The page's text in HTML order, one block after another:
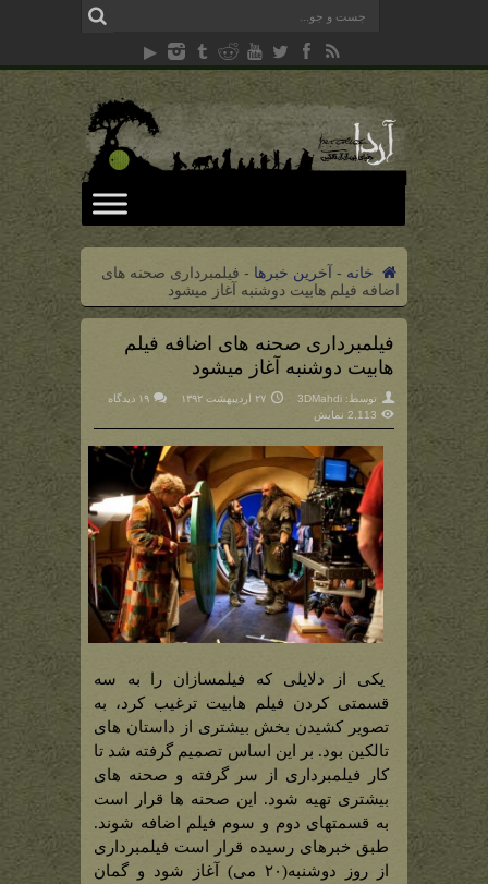
خانه - آخرین خبرها - فیلمبرداری صحنه های
اضافه فیلم هابیت دوشنبه آغاز میشود
فیلمبرداری صحنه های اضافه فیلم
هابیت دوشنبه آغاز میشود
توسط: 3DMahdi ۲۷ اردیبهشت ۱۳۹۲
۱۹ دیدگاه
2,113 نمایش
یکی از دلایلی که فیلمسازان را به سه
قسمتی کردن فیلم هابیت ترغیب کرد، به
تصویر کشیدن بخش بیشتری از داستان های
تالکین بود. بر این اساس تصمیم گرفته شد تا
کار فیلمبرداری از سر گرفته و صحنه های
بیشتری تهیه شود. این صحنه ها قرار است
به قسمتهای دوم و سوم فیلم اضافه شوند.
طبق خبرهای رسیده قرار است فیلمبرداری
از روز دوشنبه(۲۰ می) آغاز شود و گمان